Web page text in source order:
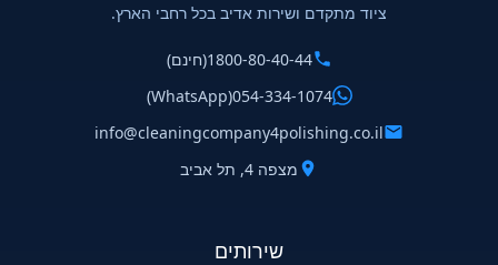
ציוד מתקדם ושירות אדיב בכל רחבי הארץ.
1800-80-40-44(חינם)
054-334-1074
(WhatsApp)
info@cleaningcompany4polishing.co.il
מצפה 4, תל אביב
שירותים